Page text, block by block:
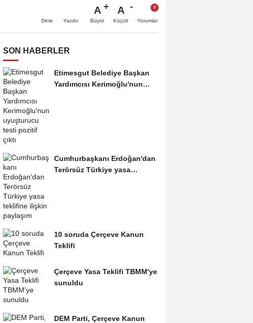
Dinle Yazdır
A
Büyüt
A
Küçült Yorumlar
SON HABERLER
Etimesgut Belediye Başkan
Yardımcısı Kerimoğlu'nun
Cumhurbaşkanı Erdoğan'dan
Terörsüz Türkiye yasa
10 soruda Çerçeve Kanun
Teklifi
Çerçeve Yasa Teklifi TBMM'ye
sunuldu
DEM Parti, Çerçeve Kanun